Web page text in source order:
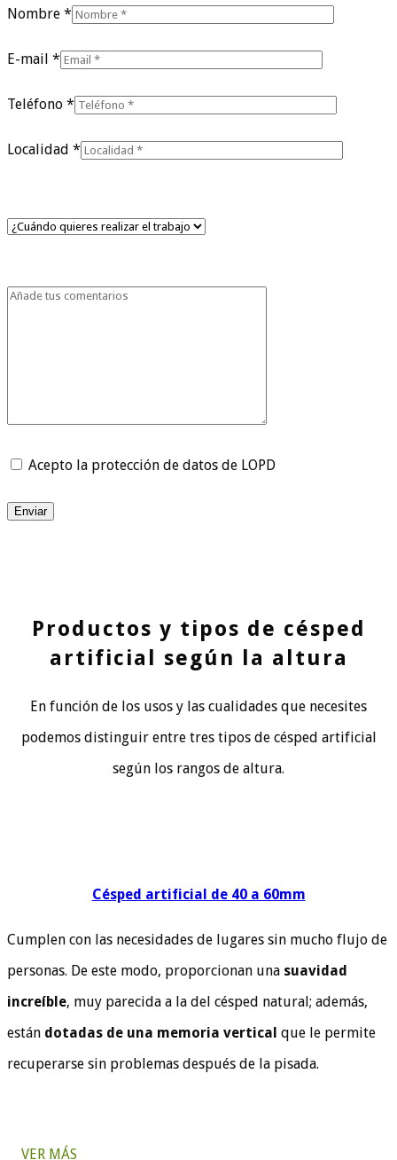
Nombre *
E-mail *
Teléfono *
Localidad *
Acepto la protección de datos de LOPD
Enviar
Productos y tipos de césped
artificial según la altura
En función de los usos y las cualidades que necesites
podemos distinguir entre tres tipos de césped artificial
según los rangos de altura.
Césped artificial de 40 a 60mm
Cumplen con las necesidades de lugares sin mucho flujo de
personas. De este modo, proporcionan una suavidad
increíble, muy parecida a la del césped natural; además,
están dotadas de una memoria vertical que le permite
recuperarse sin problemas después de la pisada.
VER MÁS